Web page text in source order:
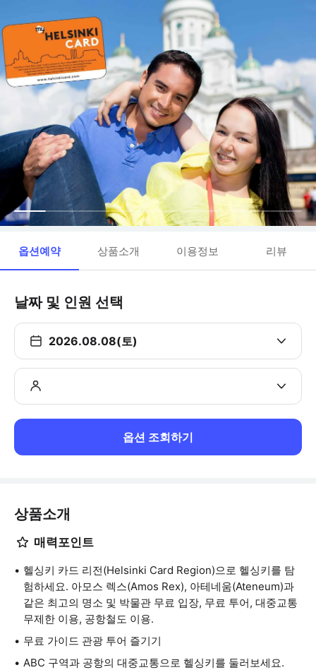
옵션예약 상품소개 이용정보 리뷰
날짜 및 인원 선택
2026.08.08(토)
옵션 조회하기
상품소개
매력포인트
헬싱키 카드 리전(Helsinki Card Region)으로 헬싱키를 탐
험하세요. 아모스 렉스(Amos Rex), 아테네움(Ateneum)과
같은 최고의 명소 및 박물관 무료 입장, 무료 투어, 대중교통
무제한 이용, 공항철도 이용.
무료 가이드 관광 투어 즐기기
ABC 구역과 공항의 대중교통으로 헬싱키를 둘러보세요.